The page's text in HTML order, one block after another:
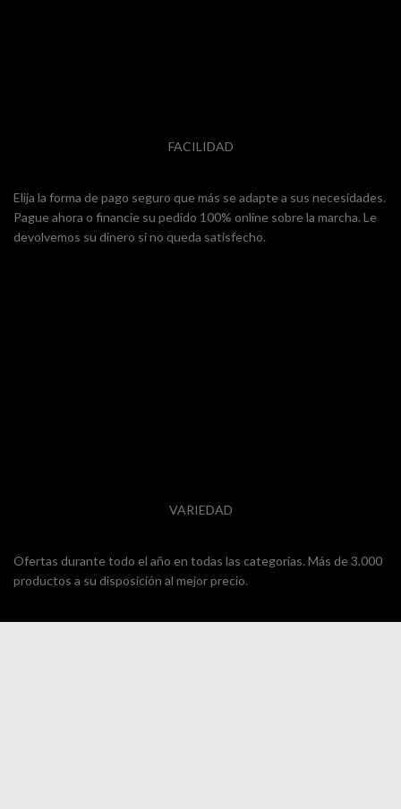
FACILIDAD
Elija la forma de pago seguro que más se adapte a sus necesidades.
Pague ahora o financie su pedido 100% online sobre la marcha. Le
devolvemos su dinero si no queda satisfecho.
VARIEDAD
Ofertas durante todo el año en todas las categorías. Más de 3.000
productos a su disposición al mejor precio.